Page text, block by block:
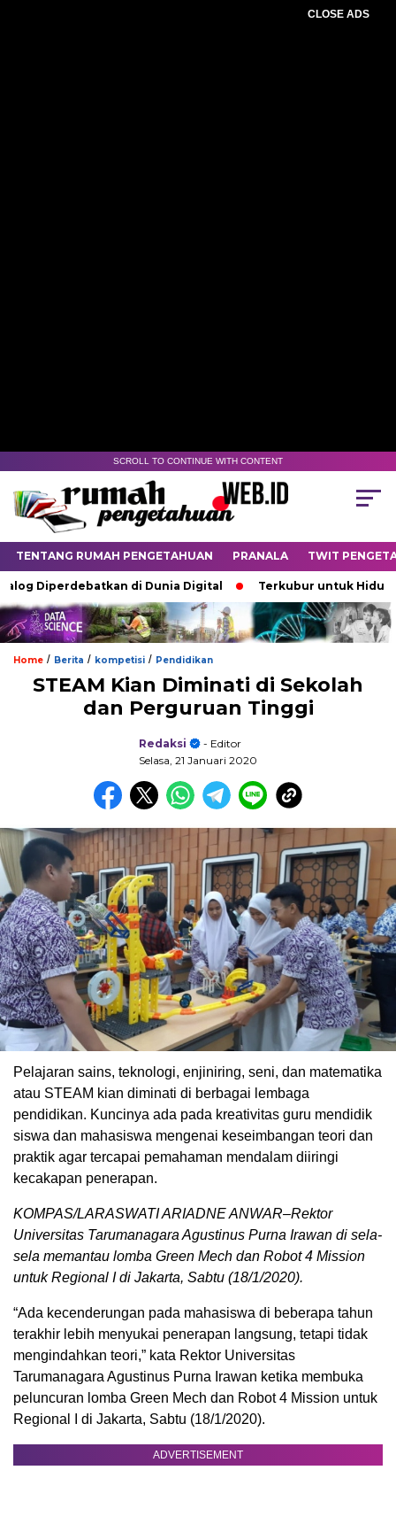
CLOSE ADS
SCROLL TO CONTINUE WITH CONTENT
TENTANG RUMAH PENGETAHUAN PRANALA TWIT
di Dunia Digital Terkubur untuk Hidup
Home / Berita / kompetisi / Pendidikan
STEAM Kian Diminati di Sekolah
dan Perguruan Tinggi
Redaksi
- Editor
Selasa, 21 Januari 2020
Pelajaran sains, teknologi, enjiniring, seni, dan matematika
atau STEAM kian diminati di berbagai lembaga
pendidikan. Kuncinya ada pada kreativitas guru mendidik
siswa dan mahasiswa mengenai keseimbangan teori dan
praktik agar tercapai pemahaman mendalam diiringi
kecakapan penerapan.
KOMPAS/LARASWATI ARIADNE ANWAR–Rektor
Universitas Tarumanagara Agustinus Purna Irawan di sela-
sela memantau lomba Green Mech dan Robot 4 Mission
untuk Regional I di Jakarta, Sabtu (18/1/2020).
“Ada kecenderungan pada mahasiswa di beberapa tahun
terakhir lebih menyukai penerapan langsung, tetapi tidak
mengindahkan teori,” kata Rektor Universitas
Tarumanagara Agustinus Purna Irawan ketika membuka
peluncuran lomba Green Mech dan Robot 4 Mission untuk
Regional I di Jakarta, Sabtu (18/1/2020).
ADVERTISEMENT